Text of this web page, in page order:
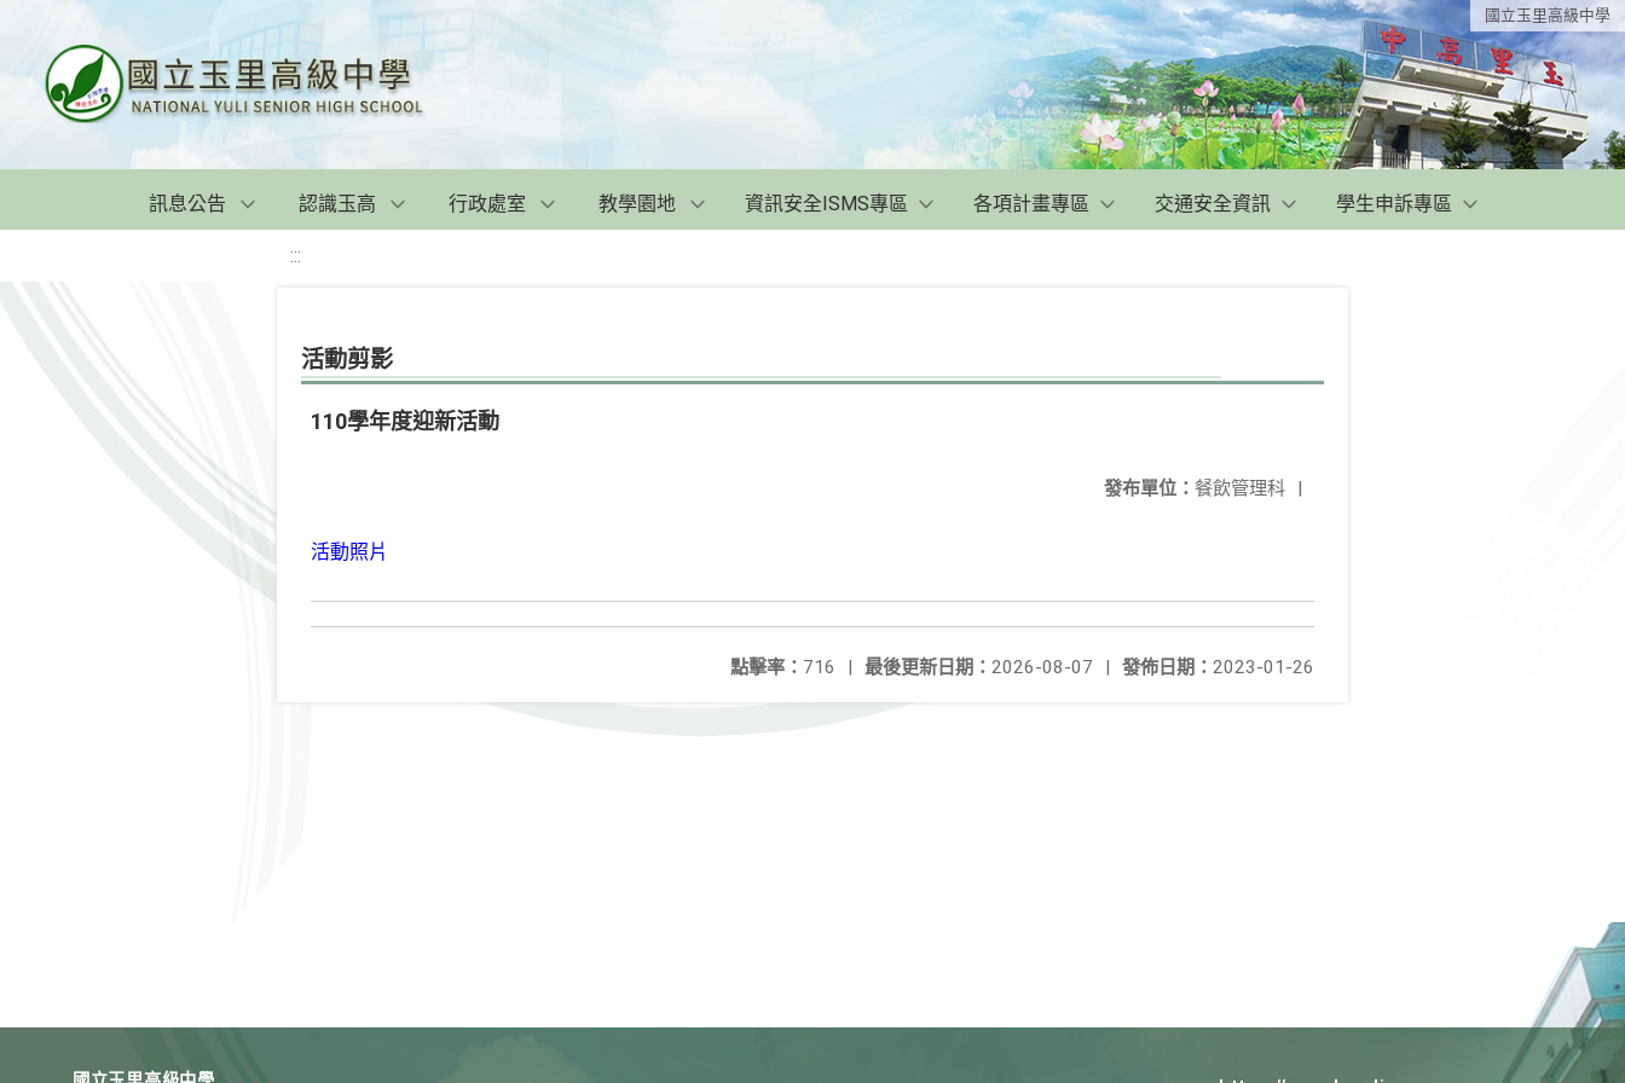
國立玉里高級中學
訊息公告 認識玉高 行政處室 教學園地 資訊安全ISMS專區 各項計畫專區 交通安全資訊 學生申訴專區
:::
活動剪影
110學年度迎新活動
發布單位： 餐飲管理科 |
活動照片
發佈日期： 2023-01-26
最後更新日期： 2026-08-07 |
點擊率： 716 |